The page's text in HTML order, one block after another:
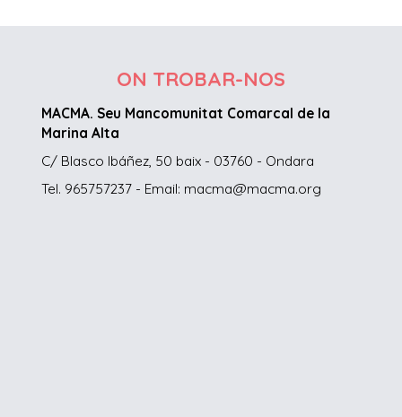
ON TROBAR-NOS
MACMA. Seu Mancomunitat Comarcal de la
Marina Alta
C/ Blasco Ibáñez, 50 baix - 03760 - Ondara
Tel. 965757237 - Email: macma@macma.org